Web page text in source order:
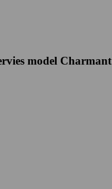
model Charmant